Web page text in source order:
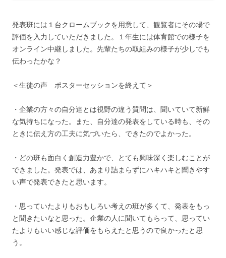
発表班には１台クロームブックを用意して、観覧者にその場で
評価を入力していただきました。１年生には体育館での様子を
オンライン中継しました。先輩たちの取組みの様子が少しでも
伝わったかな？
＜生徒の声 ポスターセッションを終えて＞
・企業の方々の自分達とは視野の違う質問は、聞いていて新鮮
な気持ちになった。また、自分達の発表をしている時も、その
ときに伝え方の工夫に気づいたら、できたのでよかった。
・どの班も面白く創造力豊かで、とても興味深く楽しむことが
できました。発表では、あまり詰まらずにハキハキと聞きやす
い声で発表できたと思います。
・思っていたよりもおもしろい考えの班が多くて、発表をもっ
と聞きたいなと思った。企業の人に聞いてもらって、思ってい
たよりもいい感じな評価をもらえたと思うので良かったと思
う。